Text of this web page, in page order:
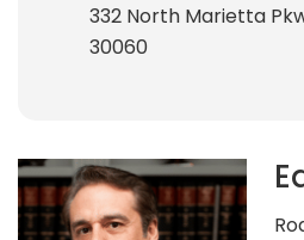
332 North Marietta
30060